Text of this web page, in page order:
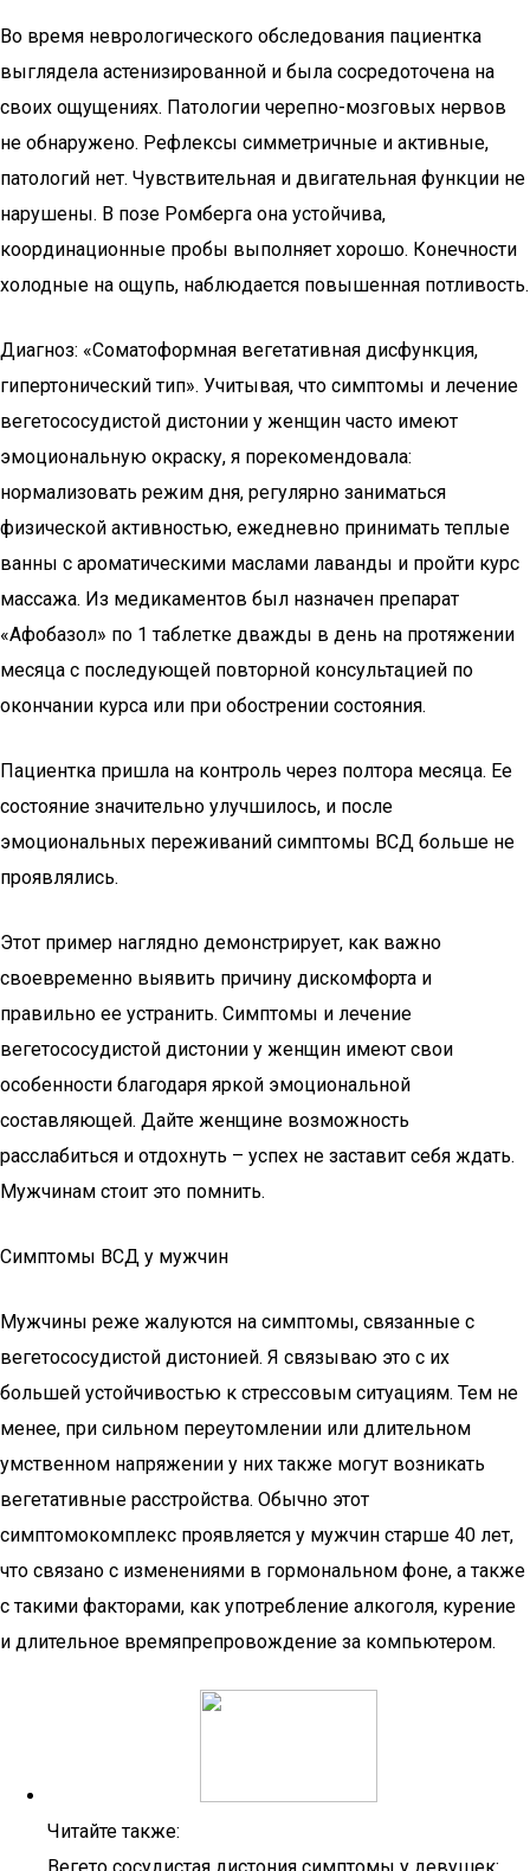
Во время неврологического обследования пациентка
выглядела астенизированной и была сосредоточена на
своих ощущениях. Патологии черепно-мозговых нервов
не обнаружено. Рефлексы симметричные и активные,
патологий нет. Чувствительная и двигательная функции не
нарушены. В позе Ромберга она устойчива,
координационные пробы выполняет хорошо. Конечности
холодные на ощупь, наблюдается повышенная потливость.
Диагноз: «Соматоформная вегетативная дисфункция,
гипертонический тип». Учитывая, что симптомы и лечение
вегетососудистой дистонии у женщин часто имеют
эмоциональную окраску, я порекомендовала:
нормализовать режим дня, регулярно заниматься
физической активностью, ежедневно принимать теплые
ванны с ароматическими маслами лаванды и пройти курс
массажа. Из медикаментов был назначен препарат
«Афобазол» по 1 таблетке дважды в день на протяжении
месяца с последующей повторной консультацией по
окончании курса или при обострении состояния.
Пациентка пришла на контроль через полтора месяца. Ее
состояние значительно улучшилось, и после
эмоциональных переживаний симптомы ВСД больше не
проявлялись.
Этот пример наглядно демонстрирует, как важно
своевременно выявить причину дискомфорта и
правильно ее устранить. Симптомы и лечение
вегетососудистой дистонии у женщин имеют свои
особенности благодаря яркой эмоциональной
составляющей. Дайте женщине возможность
расслабиться и отдохнуть – успех не заставит себя ждать.
Мужчинам стоит это помнить.
Симптомы ВСД у мужчин
Мужчины реже жалуются на симптомы, связанные с
вегетососудистой дистонией. Я связываю это с их
большей устойчивостью к стрессовым ситуациям. Тем не
менее, при сильном переутомлении или длительном
умственном напряжении у них также могут возникать
вегетативные расстройства. Обычно этот
симптомокомплекс проявляется у мужчин старше 40 лет,
что связано с изменениями в гормональном фоне, а также
с такими факторами, как употребление алкоголя, курение
и длительное времяпрепровождение за компьютером.
Читайте также: